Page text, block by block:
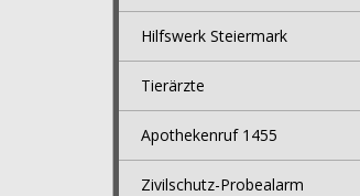
Hilfswerk Steiermark
Tierärzte
Apothekenruf 1455
Zivilschutz-Probealarm